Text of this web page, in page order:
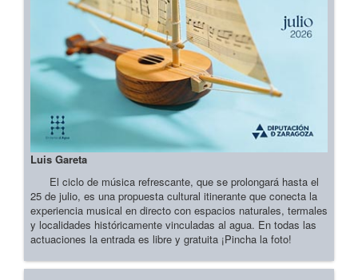
Luis Gareta
El ciclo de música refrescante, que se prolongará hasta el
25 de julio, es una propuesta cultural itinerante que conecta la
experiencia musical en directo con espacios naturales, termales
y localidades históricamente vinculadas al agua. En todas las
actuaciones la entrada es libre y gratuita ¡Pincha la foto!